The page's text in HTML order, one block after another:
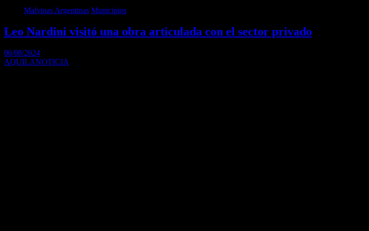
Malvinas Argentinas Municipios
Leo Nardini visitó una obra articulada con el sector privado
06/08/2024
AQUILANOTICIA